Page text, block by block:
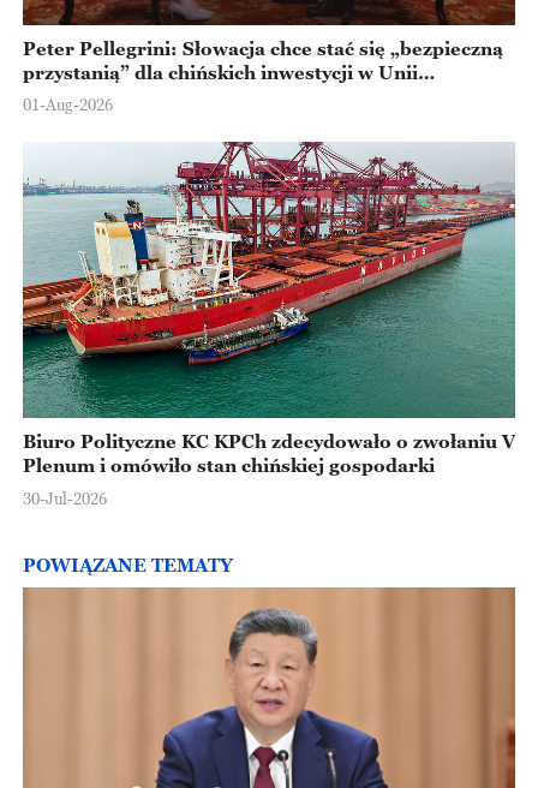
Peter Pellegrini: Słowacja chce stać się „bezpieczną
przystanią” dla chińskich inwestycji w Unii
Europejskiej
01-Aug-2026
Biuro Polityczne KC KPCh zdecydowało o zwołaniu V
Plenum i omówiło stan chińskiej gospodarki
30-Jul-2026
POWIĄZANE TEMATY